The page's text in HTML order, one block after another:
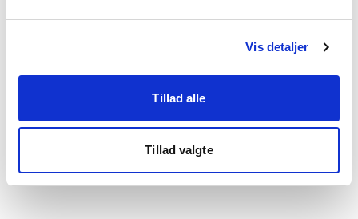
Vis detaljer
Tillad alle
Tillad valgte